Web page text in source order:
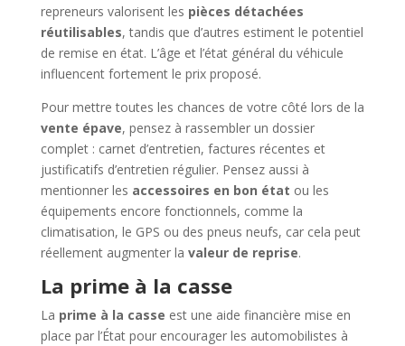
repreneurs valorisent les pièces détachées
réutilisables, tandis que d’autres estiment le potentiel
de remise en état. L’âge et l’état général du véhicule
influencent fortement le prix proposé.
Pour mettre toutes les chances de votre côté lors de la
vente épave, pensez à rassembler un dossier
complet : carnet d’entretien, factures récentes et
justificatifs d’entretien régulier. Pensez aussi à
mentionner les accessoires en bon état ou les
équipements encore fonctionnels, comme la
climatisation, le GPS ou des pneus neufs, car cela peut
réellement augmenter la valeur de reprise.
La prime à la casse
La prime à la casse est une aide financière mise en
place par l’État pour encourager les automobilistes à